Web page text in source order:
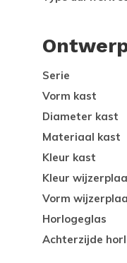
Serie
Vorm kast
Diameter kast
Materiaal kast
Kleur kast
Kleur
Vorm
Horlogeglas
Achterzijde